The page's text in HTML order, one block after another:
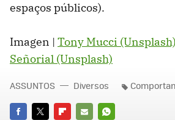
espaços públicos).
Imagen | Tony Mucci (Unsplash)
Señorial (Unsplash)
ASSUNTOS Diversos